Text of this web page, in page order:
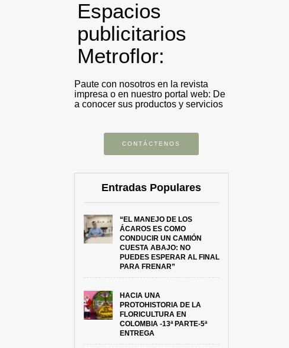
Espacios
publicitarios
Metroflor:
Paute con nosotros en la revista
impresa o en nuestro portal web: De
a conocer sus productos y servicios
CONTÁCTENOS
Entradas Populares
“EL MANEJO DE LOS
ÁCAROS ES COMO
CONDUCIR UN CAMIÓN
CUESTA ABAJO: NO
PUEDES ESPERAR AL FINAL
PARA FRENAR”
HACIA UNA
PROTOHISTORIA DE LA
FLORICULTURA EN
COLOMBIA -13ª PARTE-5ª
ENTREGA